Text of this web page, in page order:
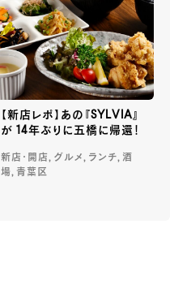
【新店レポ】あの『SYLVIA』
が 14年ぶりに五橋に帰還！
新店・開店, グルメ, ランチ, 酒
場, 青葉区